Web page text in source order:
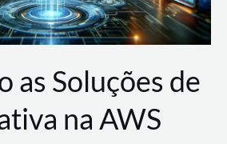
as Soluções de
na AWS